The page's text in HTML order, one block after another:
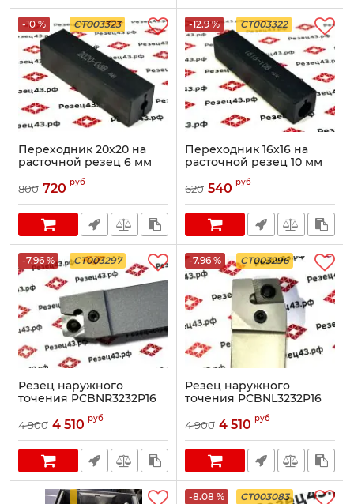
-10 % CT003323
Переходник 20х20 на
расточной резец 6 мм
(круглое отверстие)
800 720 руб
-12.9 % CT003322
Переходник 16х16 на
расточной резец 10 мм
(круглое отверстие)
620 540 руб
-7.96 % CT003297
Резец наружного
точения PCBNR3232P16
4 900 4 510 руб
-7.96 % CT003296
Резец наружного
точения PCBNL3232P16
4 900 4 510 руб
-8.08 % CT003083